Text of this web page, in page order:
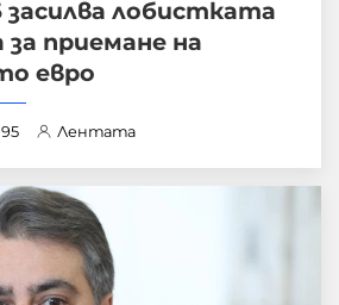
лобистката
за приемане на
евро
95 Лентата